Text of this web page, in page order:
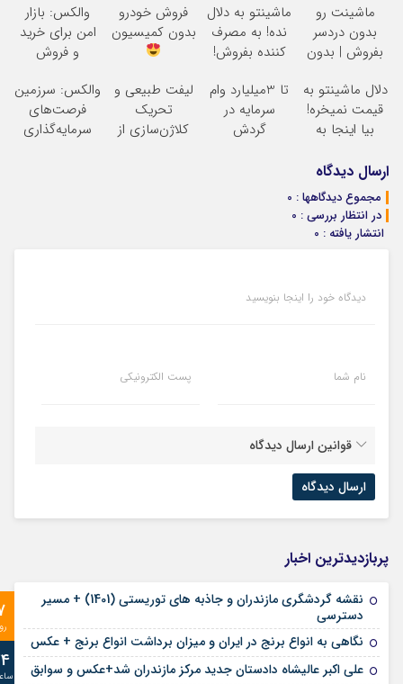
ماشینت رو
بدون دردسر
بفروش | بدون
ماشینتو به دلال
نده! به مصرف
کننده بفروش!
یک تماس
فروش خودرو
بدون کمیسیون
والکس: بازار
امن برای خرید
و فروش
دیجیتال
دلال ماشینتو به
قیمت نمیخره!
بیا اینجا به
بفروش*فقط
خریدار واقعی*
تا 3میلیارد وام
سرمایه در
گردش
لیفت طبیعی و
تحریک
کلاژن‌سازی از
والکس: سرزمین
فرصت‌های
سرمایه‌گذاری
ارسال دیدگاه
مجموع دیدگاهها : 0
در انتظار بررسی : 0
انتشار یافته : 0
دیدگاه خود را اینجا بنویسید
نام شما پست الکترونیکی
قوانین ارسال دیدگاه
پربازدیدترین اخبار
نقشه گردشگری مازندران و جاذبه های توریستی (1401) + مسیر
دسترسی
نگاهی به انواع برنج در ایران و میزان برداشت انواع برنج + عکس
علی‌ اکبر عالیشاه دادستان جدید مرکز مازندران شد+عکس و سوابق